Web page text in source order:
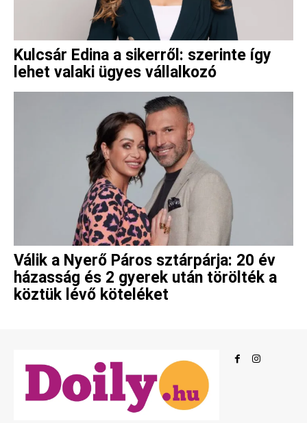
Kulcsár Edina a sikerről: szerinte így
lehet valaki ügyes vállalkozó
Válik a Nyerő Páros sztárpárja: 20 év
házasság és 2 gyerek után törölték a
köztük lévő köteléket